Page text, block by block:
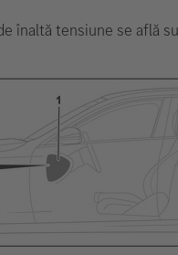
înaltă tensiune se află